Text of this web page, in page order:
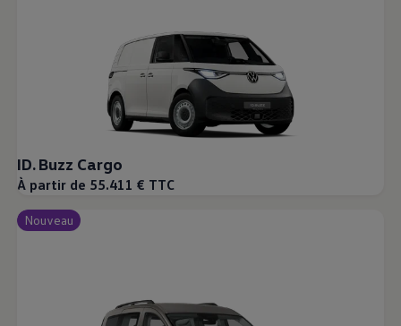
ID. Buzz Cargo
À partir de 55.411 € TTC
Nouveau